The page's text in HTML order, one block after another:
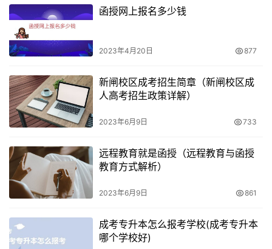
函授网上报名多少钱
2023年4月20日 877
新闸校区成考招生简章（新闸校区成
人高考招生政策详解）
2023年6月9日 733
远程教育就是函授（远程教育与函授
教育方式解析）
2023年6月9日 861
成考专升本怎么报考学校(成考专升本
哪个学校好)